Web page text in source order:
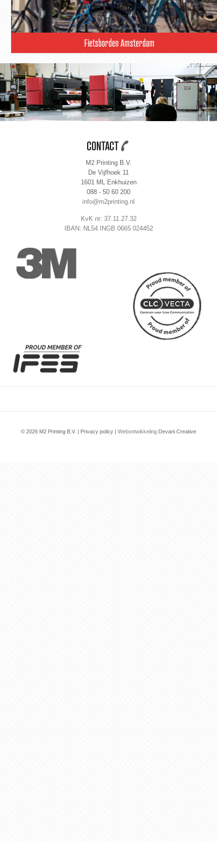
Fietsborden Amsterdam
CONTACT
M2 Printing B.V.
De Vijfhoek 11
1601 ML Enkhuizen
088 - 50 60 200
info@m2printing.nl
KvK nr: 37.11.27.32
IBAN: NL54 INGB 0665 024452
© 2026 M2 Printing B.V. | Privacy policy | Webontwikkeling Devani Creative